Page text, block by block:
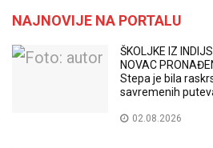
NAJNOVIJE NA PORTALU
ŠKOLJKE IZ
NOVAC
Stepa je bila
savremenih
02.08.2026